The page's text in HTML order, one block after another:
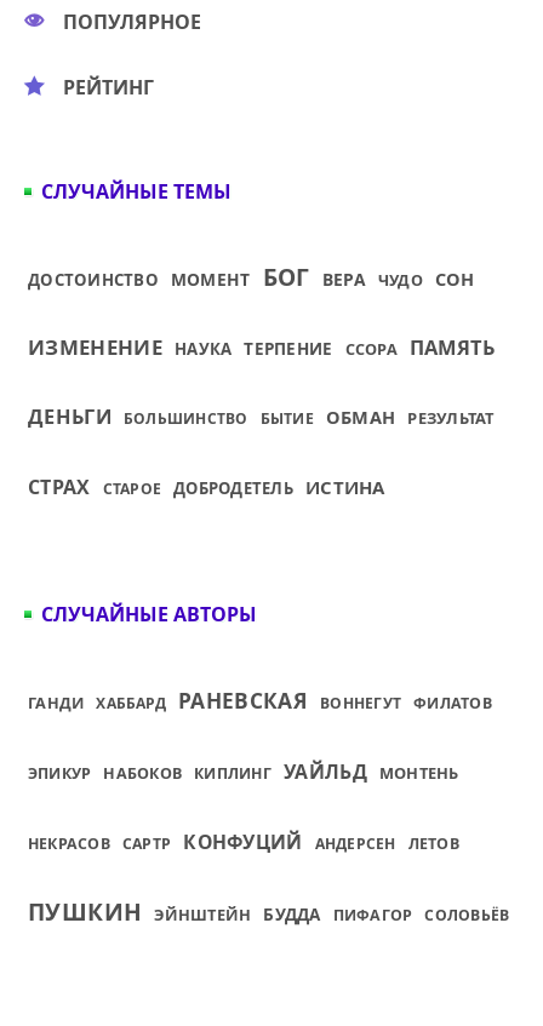
ПОПУЛЯРНОЕ
РЕЙТИНГ
СЛУЧАЙНЫЕ ТЕМЫ
ДОСТОИНСТВО МОМЕНТ БОГ ВЕРА ЧУДО СОН
ИЗМЕНЕНИЕ НАУКА ТЕРПЕНИЕ ССОРА ПАМЯТЬ
ДЕНЬГИ БОЛЬШИНСТВО БЫТИЕ ОБМАН РЕЗУЛЬТАТ
СТРАХ СТАРОЕ ДОБРОДЕТЕЛЬ ИСТИНА
СЛУЧАЙНЫЕ АВТОРЫ
ГАНДИ ХАББАРД РАНЕВСКАЯ ВОННЕГУТ ФИЛАТОВ
ЭПИКУР НАБОКОВ КИПЛИНГ УАЙЛЬД МОНТЕНЬ
НЕКРАСОВ САРТР КОНФУЦИЙ АНДЕРСЕН ЛЕТОВ
ПУШКИН ЭЙНШТЕЙН БУДДА ПИФАГОР СОЛОВЬЁВ